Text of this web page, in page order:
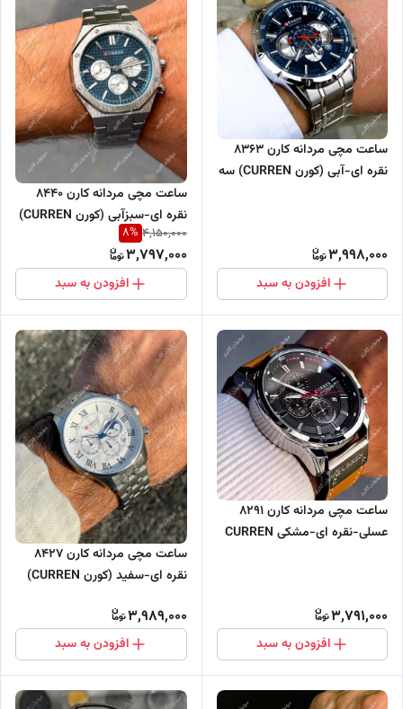
ساعت مچی مردانه کارن 8363
نقره ای-آبی (کورن CURREN) سه
3,998,000
افزودن به سبد
ساعت مچی مردانه کارن 8440
نقره ای-سبزآبی (کورن CURREN)
سه موتور فعال
4,150,000
8%
3,797,000
افزودن به سبد
ساعت مچی مردانه کارن 8291
عسلی-نقره ای-مشکی CURREN
3,791,000
افزودن به سبد
ساعت مچی مردانه کارن 8427
نقره ای-سفید (کورن CURREN)
3,989,000
افزودن به سبد